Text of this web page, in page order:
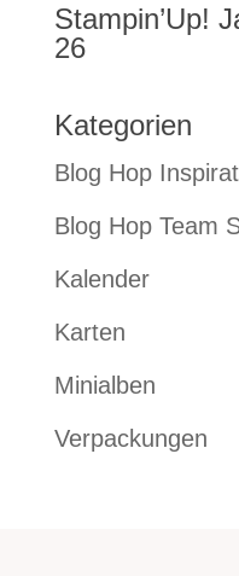
Stampin’Up!
26
Kategorien
Blog Hop
Blog Hop Team
Kalender
Karten
Minialben
Verpackungen